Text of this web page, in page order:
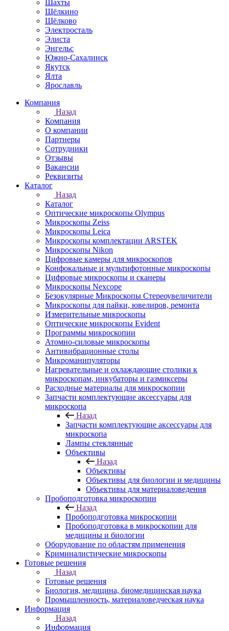
Шахты
Щёлкино
Щёлково
Электросталь
Элиста
Энгельс
Южно-Сахалинск
Якутск
Ялта
Ярославль
Компания
Назад
Компания
О компании
Партнеры
Сотрудники
Отзывы
Вакансии
Реквизиты
Каталог
Назад
Каталог
Оптические микроскопы Olympus
Микроскопы Zeiss
Микроскопы Leica
Микроскопы комплектации ARSTEK
Микроскопы Nikon
Цифровые камеры для микроскопов
Конфокальные и мультифотонные микроскопы
Цифровые микроскопы и сканеры
Микроскопы Nexcope
Безокулярные Микроскопы Стереоувеличители
Микроскопы для пайки, ювелиров, ремонта
Измерительные микроскопы
Оптические микроскопы Evident
Программы микроскопии
Атомно-силовые микроскопы
Антивибрационные столы
Микроманипуляторы
Нагревательные и охлаждающие столики к
микроскопам, инкубаторы и газмиксеры
Расходные материалы для микроскопии
Запчасти комплектующие аксессуары для
микроскопа
Назад
Запчасти комплектующие аксессуары для
микроскопа
Лампы стеклянные
Объективы
Назад
Объективы
Объективы для биологии и медицины
Объективы для материаловедения
Пробоподготовка микроскопии
Назад
Пробоподготовка микроскопии
Пробоподготовка в микроскопии для
медицины и биологии
Оборудование по областям применения
Криминалистические микроскопы
Готовые решения
Назад
Готовые решения
Биология, медицина, биомедицинская наука
Промышленность, материаловедческая наука
Информация
Назад
Информация